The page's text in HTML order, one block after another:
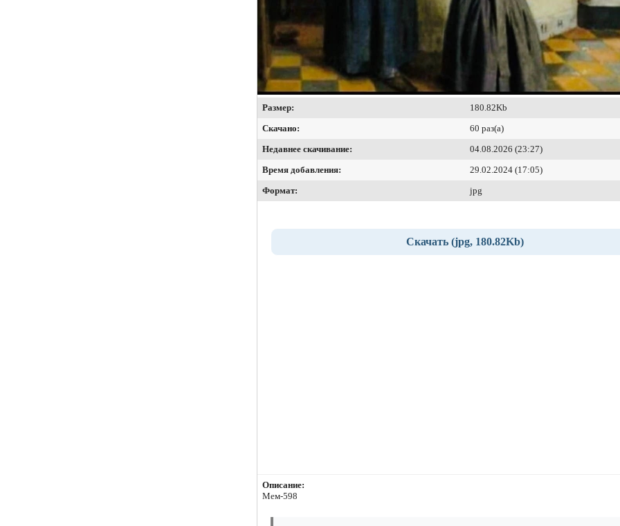
Размер:
180.82Kb
Скачано:
60 раз(а)
Недавнее скачивание:
04.08.2026 (23:27)
Время добавления:
29.02.2024 (17:05)
Формат:
jpg
Скачать (jpg, 180.82Kb)
Описание:
Мем-598